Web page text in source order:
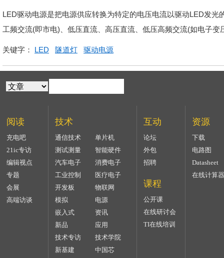
LED驱动电源是把电源供应转换为特定的电压电流以驱动LED发
工频交流(即市电)、低压直流、高压直流、低压高频交流(如电子变
关键字： LED 隧道灯 驱动电源
阅读
充电吧
21ic专访
编辑视点
专题
会展
高端访谈
技术
通信技术
单片机
测试测量
智能硬件
汽车电子
消费电子
工业控制
医疗电子
开发板
物联网
模拟
电源
嵌入式
资讯
新品
应用
技术专访
技术学院
新基建
中国芯
互动
论坛
外包
招聘
课程
公开课
在线研讨会
TI在线培训
资源
下载
电路图
Datasheet
在线计算器